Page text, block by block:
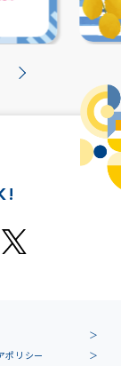
ポリシー